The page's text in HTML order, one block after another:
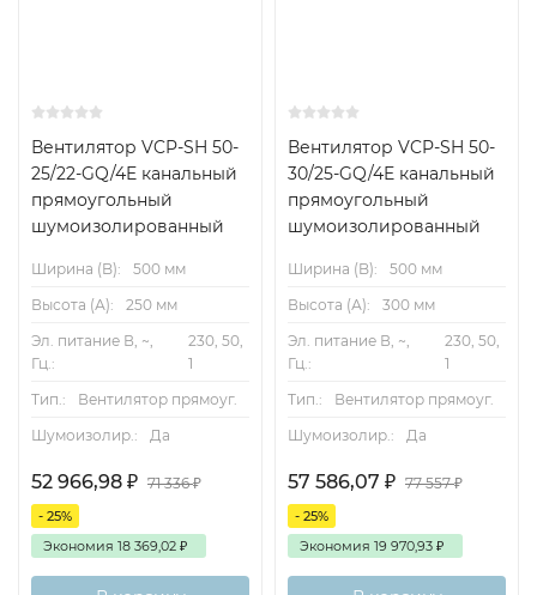
Вентиляторы VCP-SH подходят для:
Вытяжной вентиляции в бытовых и
коммерческих помещениях.
отопления.
умеренными требованиями к влаге и пыли.
Возможные варианты мощности и расхода воздуха
варьируются по модели; для подбора
конкретной модели.
Технические характеристики (примерные)
Вентилятор VCP-SH 50-
25/22-GQ/4E канальный
прямоугольный
шумоизолированный
Ширина (B):
500 мм
Высота (А):
250 мм
Эл. питание В, ~,
Гц.:
230, 50,
1
Тип.:
Вентилятор прямоуг.
Шумоизолир.:
Да
52 966,98 ₽ 71 336₽
- 25%
Экономия 18 369,02 ₽
Вентилятор VCP-SH 50-
30/25-GQ/4E канальный
прямоугольный
шумоизолированный
Ширина (B):
500 мм
Высота (А):
300 мм
Эл. питание В, ~,
Гц.:
230, 50,
1
Тип.:
Вентилятор прямоуг.
Шумоизолир.:
Да
57 586,07 ₽ 77 557₽
- 25%
Экономия 19 970,93 ₽